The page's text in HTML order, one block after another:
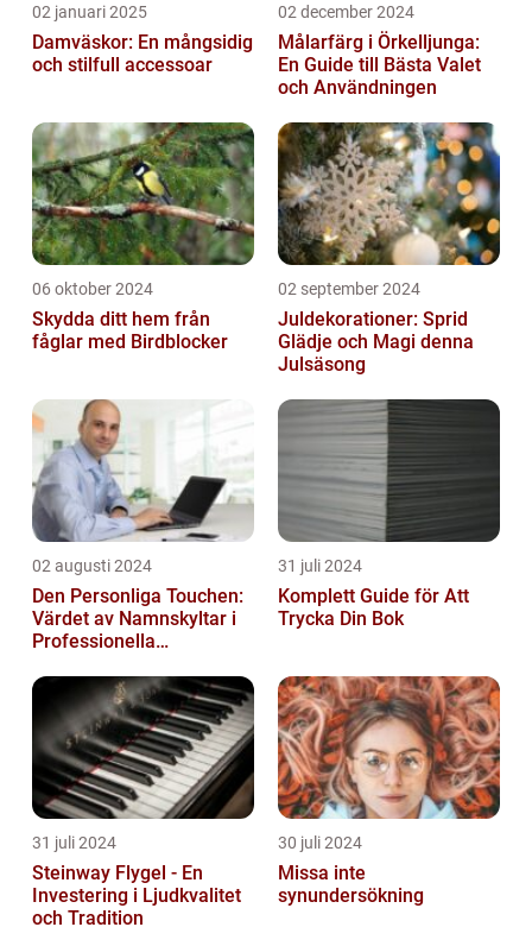
02 januari 2025
Damväskor: En mångsidig
och stilfull accessoar
02 december 2024
Målarfärg i Örkelljunga:
En Guide till Bästa Valet
och Användningen
06 oktober 2024
Skydda ditt hem från
fåglar med Birdblocker
02 september 2024
Juldekorationer: Sprid
Glädje och Magi denna
Julsäsong
02 augusti 2024
Den Personliga Touchen:
Värdet av Namnskyltar i
Professionella
31 juli 2024
Komplett Guide för Att
Trycka Din Bok
31 juli 2024
Steinway Flygel - En
Investering i Ljudkvalitet
och Tradition
30 juli 2024
Missa inte
synundersökning